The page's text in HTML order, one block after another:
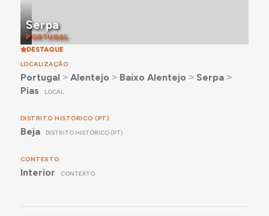
Serpa
PORTUGAL
DESTAQUE
LOCALIZAÇÃO
Portugal ˃ Alentejo ˃ Baixo Alentejo ˃ Serpa˃
Pias
LOCAL
DISTRITO HISTÓRICO (PT)
Beja DISTRITO HISTÓRICO (PT)
CONTEXTO
Interior CONTEXTO